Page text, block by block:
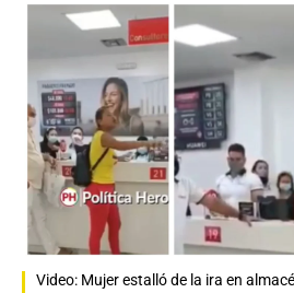
Video: Mujer estalló de la ira en